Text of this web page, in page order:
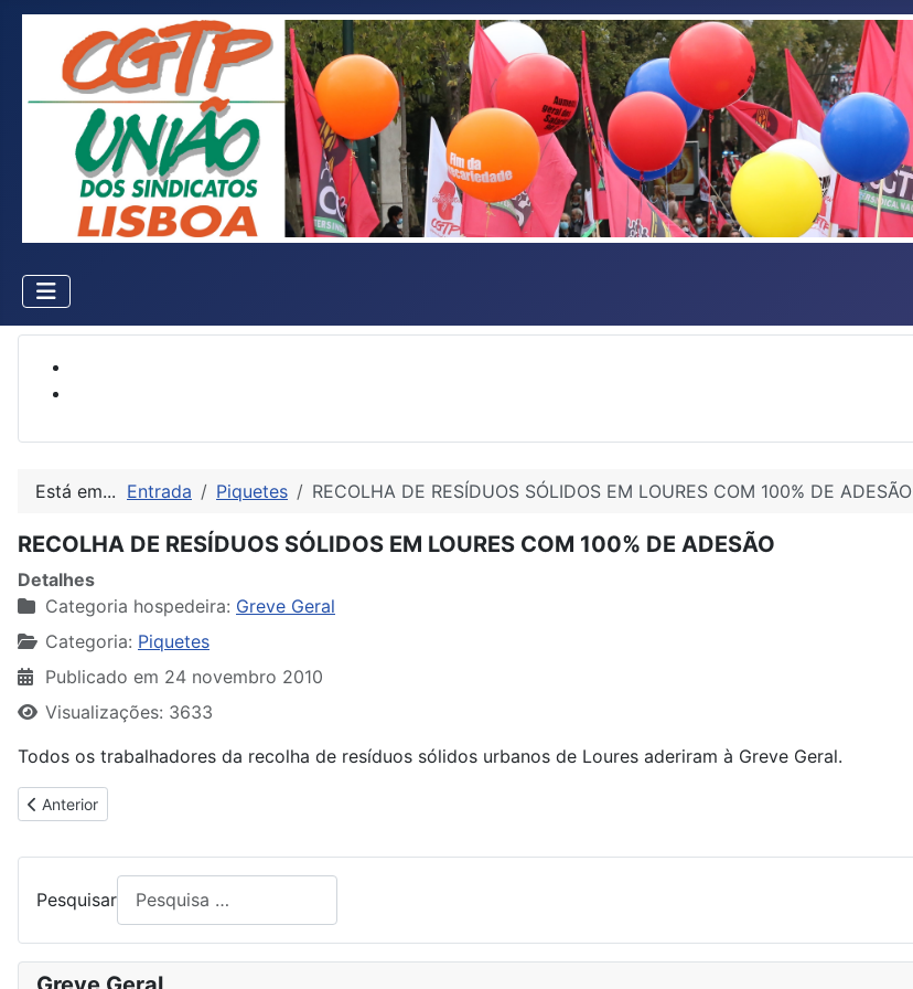
Está em... Entrada Piquetes RECOLHA DE RESÍDUOS SÓLIDOS EM LOURES COM 100% DE ADESÃO
RECOLHA DE RESÍDUOS SÓLIDOS EM LOURES COM 100% DE ADESÃO
Detalhes
Categoria hospedeira: Greve Geral
Categoria: Piquetes
Publicado em 24 novembro 2010
Visualizações: 3633
Todos os trabalhadores da recolha de resíduos sólidos urbanos de Loures aderiram à Greve Geral.
Artigo anterior: 93% DE ADESÃO NA HIGIENE PÚBLICA, EM EM SINTRA
Anterior
Pesquisar